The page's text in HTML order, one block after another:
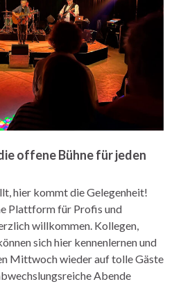
offene Bühne für jeden
hier kommt die Gelegenheit!
Plattform für Profis und
willkommen. Kollegen,
sich hier kennenlernen und
Mittwoch wieder auf tolle Gäste
Abende